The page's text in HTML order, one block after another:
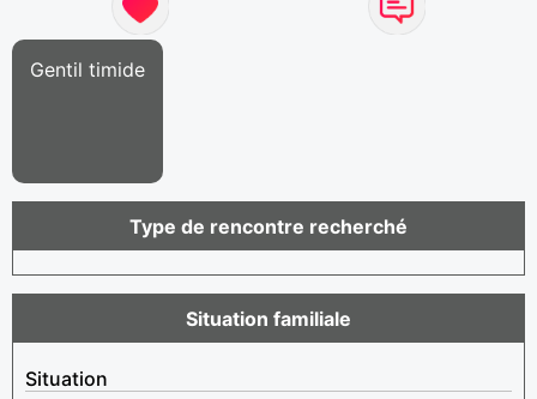
Gentil timide
Type de rencontre recherché
Situation familiale
Situation